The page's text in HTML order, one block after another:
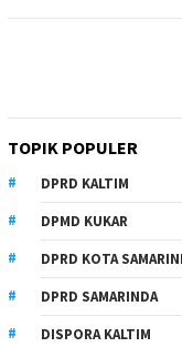
TOPIK POPULER
DPRD KALTIM
DPMD KUKAR
DPRD KOTA
DPRD SAMARINDA
DISPORA KALTIM